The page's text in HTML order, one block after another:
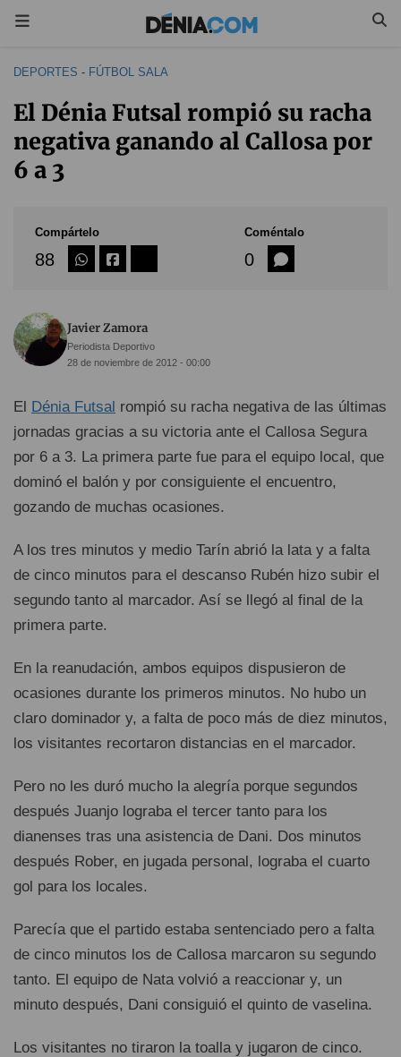
DEPORTES - FÚTBOL SALA
El Dénia Futsal rompió su racha
negativa ganando al Callosa por
6 a 3
Compártelo
88
Coméntalo
0
Javier Zamora
Periodista Deportivo
28 de noviembre de 2012 - 00:00
El Dénia Futsal rompió su racha negativa de las últimas
jornadas gracias a su victoria ante el Callosa Segura
por 6 a 3. La primera parte fue para el equipo local, que
dominó el balón y por consiguiente el encuentro,
gozando de muchas ocasiones.
A los tres minutos y medio Tarín abrió la lata y a falta
de cinco minutos para el descanso Rubén hizo subir el
segundo tanto al marcador. Así se llegó al final de la
primera parte.
En la reanudación, ambos equipos dispusieron de
ocasiones durante los primeros minutos. No hubo un
claro dominador y, a falta de poco más de diez minutos,
los visitantes recortaron distancias en el marcador.
Pero no les duró mucho la alegría porque segundos
después Juanjo lograba el tercer tanto para los
dianenses tras una asistencia de Dani. Dos minutos
después Rober, en jugada personal, lograba el cuarto
gol para los locales.
Parecía que el partido estaba sentenciado pero a falta
de cinco minutos los de Callosa marcaron su segundo
tanto. El equipo de Nata volvió a reaccionar y, un
minuto después, Dani consiguió el quinto de vaselina.
Los visitantes no tiraron la toalla y jugaron de cinco.